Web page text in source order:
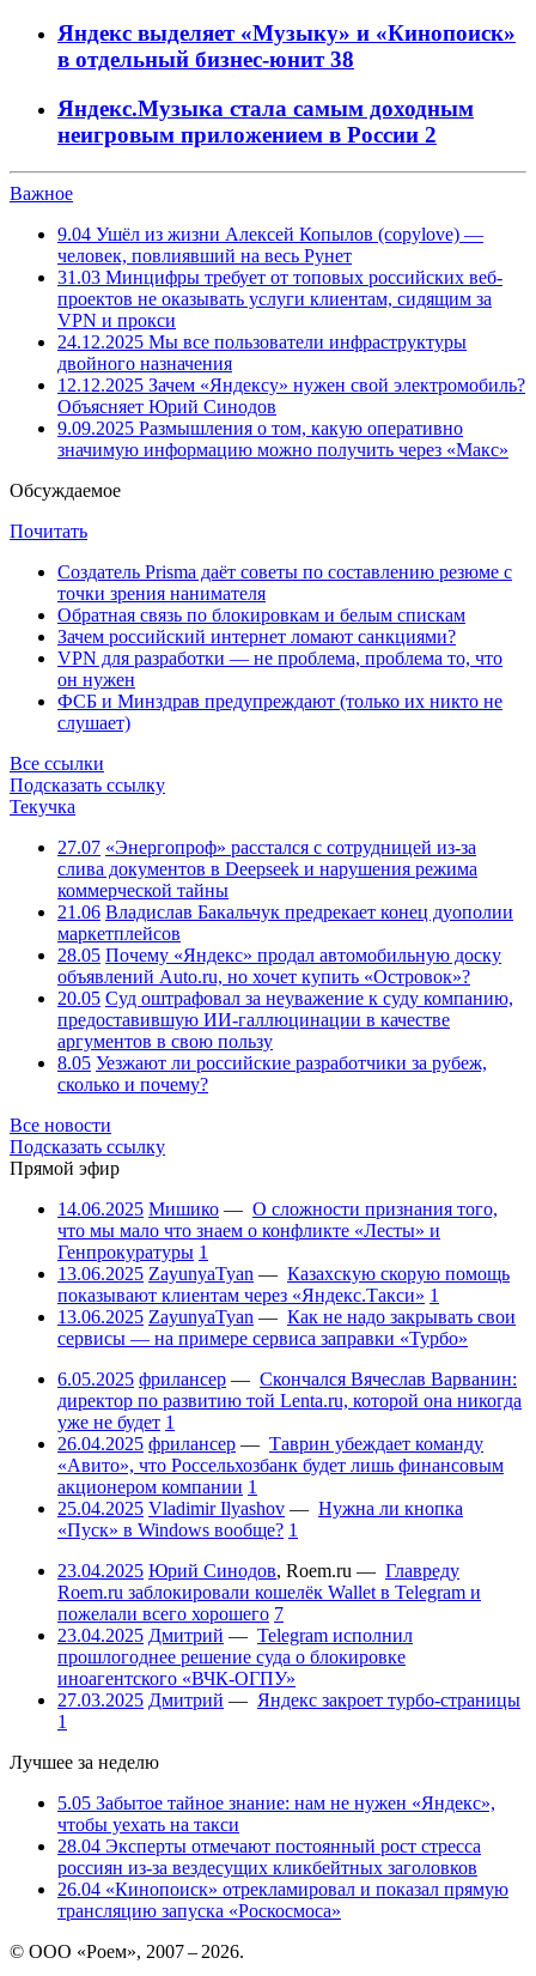
Яндекс выделяет «Музыку» и «Кинопоиск»
в отдельный бизнес-юнит38
Яндекс.Музыка стала самым доходным
неигровым приложением в России 2
Важное
9.04 Ушёл из жизни Алексей Копылов (copylove) —
человек, повлиявший на весь Рунет
31.03 Минцифры требует от топовых российских веб-
проектов не оказывать услуги клиентам, сидящим за
VPN и прокси
24.12.2025 Мы все пользователи инфраструктуры
двойного назначения
12.12.2025 Зачем «Яндексу» нужен свой электромобиль?
Объясняет Юрий Синодов
9.09.2025 Размышления о том, какую оперативно
значимую информацию можно получить через «Макс»
Обсуждаемое
Почитать
Создатель Prisma даёт советы по составлению резюме с
точки зрения нанимателя
Обратная связь по блокировкам и белым спискам
Зачем российский интернет ломают санкциями?
VPN для разработки — не проблема, проблема то, что
он нужен
ФСБ и Минздрав предупреждают (только их никто не
слушает)
Все ссылки
Подсказать ссылку
Текучка
27.07 «Энергопроф» расстался с сотрудницей из-за
слива документов в Deepseek и нарушения режима
коммерческой тайны
21.06 Владислав Бакальчук предрекает конец дуополии
маркетплейсов
28.05 Почему «Яндекс» продал автомобильную доску
объявлений Auto.ru, но хочет купить «Островок»?
20.05 Суд оштрафовал за неуважение к суду компанию,
предоставившую ИИ-галлюцинации в качестве
аргументов в свою пользу
8.05 Уезжают ли российские разработчики за рубеж,
сколько и почему?
Все новости
Подсказать ссылку
Прямой эфир
14.06.2025 Мишико — О сложности признания того,
что мы мало что знаем о конфликте «Лесты» и
Генпрокуратуры 1
13.06.2025 ZayunyaTyan — Казахскую скорую помощь
показывают клиентам через «Яндекс.Такси» 1
13.06.2025 ZayunyaTyan — Как не надо закрывать свои
сервисы — на примере сервиса заправки «Турбо»
6.05.2025 фрилансер — Скончался Вячеслав Варванин:
директор по развитию той Lenta.ru, которой она никогда
уже не будет 1
26.04.2025 фрилансер — Таврин убеждает команду
«Авито», что Россельхозбанк будет лишь финансовым
акционером компании 1
25.04.2025 Vladimir Ilyashov — Нужна ли кнопка
«Пуск» в Windows вообще? 1
23.04.2025 Юрий Синодов, Roem.ru — Главреду
Roem.ru заблокировали кошелёк Wallet в Telegram и
пожелали всего хорошего 7
23.04.2025 Дмитрий — Telegram исполнил
прошлогоднее решение суда о блокировке
иноагентского «ВЧК-ОГПУ»
27.03.2025 Дмитрий — Яндекс закроет турбо-страницы
1
Лучшее за неделю
5.05 Забытое тайное знание: нам не нужен «Яндекс»,
чтобы уехать на такси
28.04 Эксперты отмечают постоянный рост стресса
россиян из-за вездесущих кликбейтных заголовков
26.04 «Кинопоиск» отрекламировал и показал прямую
трансляцию запуска «Роскосмоса»
© ООО «Роем», 2007 – 2026.